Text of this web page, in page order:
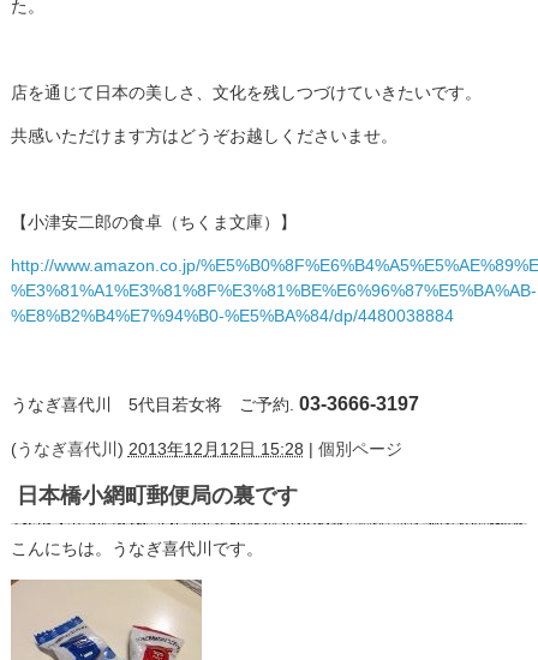
た。
店を通じて日本の美しさ、文化を残しつづけていきたいです。
共感いただけます方はどうぞお越しくださいませ。
【小津安二郎の食卓（ちくま文庫）】
http://www.amazon.co.jp/
%E3%81%A1%E3%81%8F%E3%81%BE%E6%96%87%E5%BA%AB-
%E8%B2%B4%E7%94%B0-%E5%BA%84/dp/4480038884
うなぎ喜代川 5代目若女将 ご予約. 03-3666-3197
(うなぎ喜代川 ) 2013年12月12日 15:28 | 個別ページ
日本橋小網町郵便局の裏です
こんにちは。うなぎ喜代川です。